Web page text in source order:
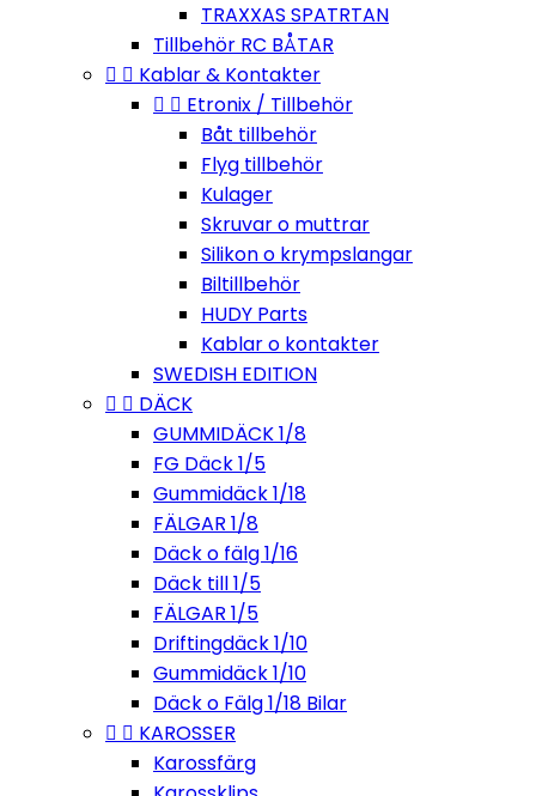
TRAXXAS SPATRTAN
Tillbehör RC BÅTAR
  Kablar & Kontakter
  Etronix / Tillbehör
Båt tillbehör
Flyg tillbehör
Kulager
Skruvar o muttrar
Silikon o krympslangar
Biltillbehör
HUDY Parts
Kablar o kontakter
SWEDISH EDITION
  DÄCK
GUMMIDÄCK 1/8
FG Däck 1/5
Gummidäck 1/18
FÄLGAR 1/8
Däck o fälg 1/16
Däck till 1/5
FÄLGAR 1/5
Driftingdäck 1/10
Gummidäck 1/10
Däck o Fälg 1/18 Bilar
  KAROSSER
Karossfärg